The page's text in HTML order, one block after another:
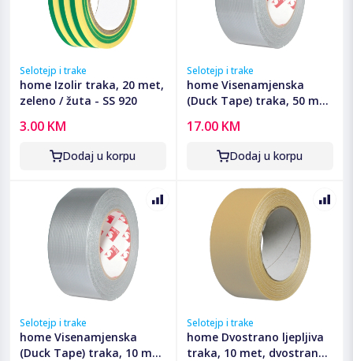
Selotejp i trake
home Izolir traka, 20 met,
zeleno / žuta - SS 920
3.00 KM
Dodaj u korpu
Selotejp i trake
home Visenamjenska
(Duck Tape) traka, 50 met
17.00 KM
Dodaj u korpu
Selotejp i trake
home Visenamjenska
(Duck Tape) traka, 10 met
Selotejp i trake
home Dvostrano ljepljiva
traka, 10 met, dvostrana